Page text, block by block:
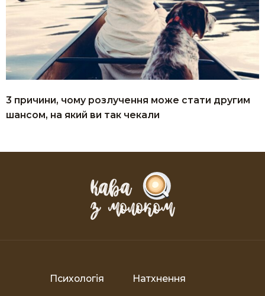
3 причини, чому розлучення може стати другим
шансом, на який ви так чекали
Психологія Натхнення